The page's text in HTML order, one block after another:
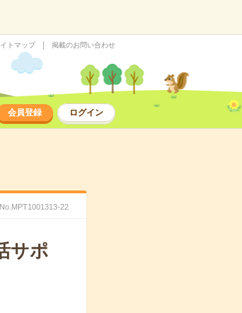
トマップ 掲載のお問い合わせ
会員登録 ログイン
No.MPT1001313-22
サポ